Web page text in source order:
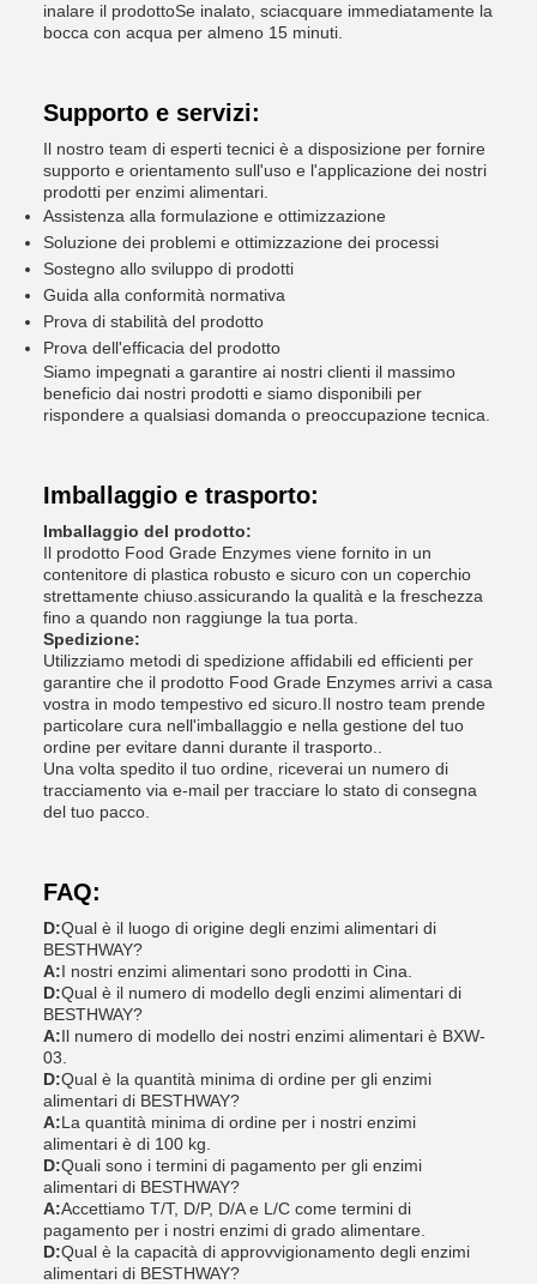
inalare il prodottoSe inalato, sciacquare immediatamente la
bocca con acqua per almeno 15 minuti.
Supporto e servizi:
Il nostro team di esperti tecnici è a disposizione per fornire
supporto e orientamento sull'uso e l'applicazione dei nostri
prodotti per enzimi alimentari.
Assistenza alla formulazione e ottimizzazione
Soluzione dei problemi e ottimizzazione dei processi
Sostegno allo sviluppo di prodotti
Guida alla conformità normativa
Prova di stabilità del prodotto
Prova dell'efficacia del prodotto
Siamo impegnati a garantire ai nostri clienti il massimo
beneficio dai nostri prodotti e siamo disponibili per
rispondere a qualsiasi domanda o preoccupazione tecnica.
Imballaggio e trasporto:
Imballaggio del prodotto:
Il prodotto Food Grade Enzymes viene fornito in un
contenitore di plastica robusto e sicuro con un coperchio
strettamente chiuso.assicurando la qualità e la freschezza
fino a quando non raggiunge la tua porta.
Spedizione:
Utilizziamo metodi di spedizione affidabili ed efficienti per
garantire che il prodotto Food Grade Enzymes arrivi a casa
vostra in modo tempestivo ed sicuro.Il nostro team prende
particolare cura nell'imballaggio e nella gestione del tuo
ordine per evitare danni durante il trasporto..
Una volta spedito il tuo ordine, riceverai un numero di
tracciamento via e-mail per tracciare lo stato di consegna
del tuo pacco.
FAQ:
D:Qual è il luogo di origine degli enzimi alimentari di
BESTHWAY?
A:I nostri enzimi alimentari sono prodotti in Cina.
D:Qual è il numero di modello degli enzimi alimentari di
BESTHWAY?
A:Il numero di modello dei nostri enzimi alimentari è BXW-
03.
D:Qual è la quantità minima di ordine per gli enzimi
alimentari di BESTHWAY?
A:La quantità minima di ordine per i nostri enzimi
alimentari è di 100 kg.
D:Quali sono i termini di pagamento per gli enzimi
alimentari di BESTHWAY?
A:Accettiamo T/T, D/P, D/A e L/C come termini di
pagamento per i nostri enzimi di grado alimentare.
D:Qual è la capacità di approvvigionamento degli enzimi
alimentari di BESTHWAY?